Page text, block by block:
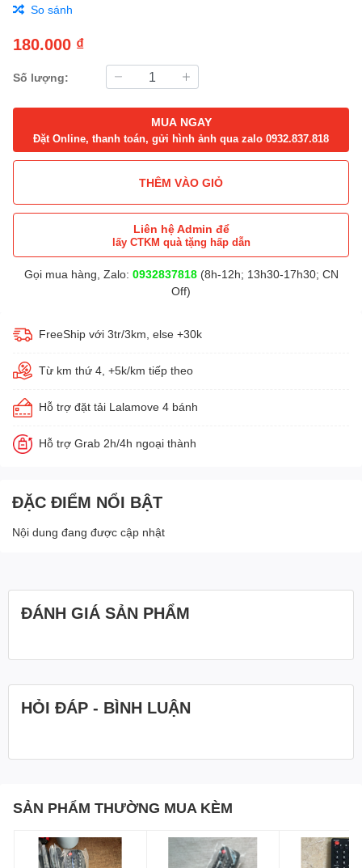
So sánh
180.000 ₫
Số lượng:
MUA NGAY
Đặt Online, thanh toán, gửi hình ảnh qua zalo 0932.837.818
THÊM VÀO GIỎ
Liên hệ Admin để
lấy CTKM quà tặng hấp dẫn
Gọi mua hàng, Zalo: 0932837818(8h-12h; 13h30-17h30; CN
Off)
FreeShip với 3tr/3km, else +30k
Từ km thứ 4, +5k/km tiếp theo
Hỗ trợ đặt tải Lalamove 4 bánh
Hỗ trợ Grab 2h/4h ngoại thành
ĐẶC ĐIỂM NỔI BẬT
Nội dung đang được cập nhật
ĐÁNH GIÁ SẢN PHẨM
HỎI ĐÁP - BÌNH LUẬN
SẢN PHẨM THƯỜNG MUA KÈM